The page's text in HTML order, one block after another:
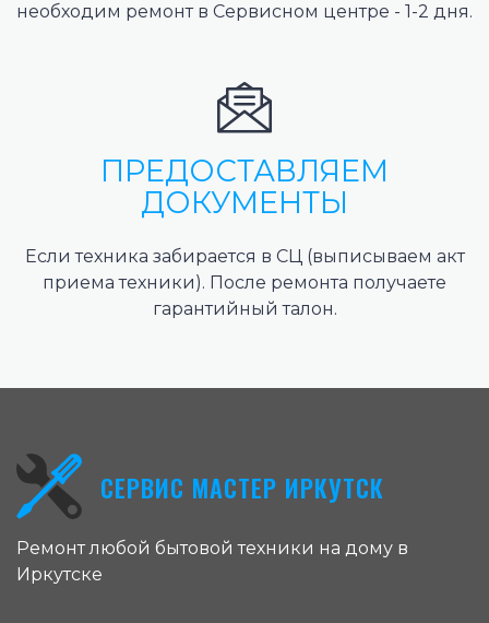
необходим ремонт в Сервисном центре - 1-2 дня.
ПРЕДОСТАВЛЯЕМ
ДОКУМЕНТЫ
Если техника забирается в СЦ (выписываем акт
приема техники). После ремонта получаете
гарантийный талон.
СЕРВИС МАСТЕР ИРКУТСК
Ремонт любой бытовой техники на дому в
Иркутске